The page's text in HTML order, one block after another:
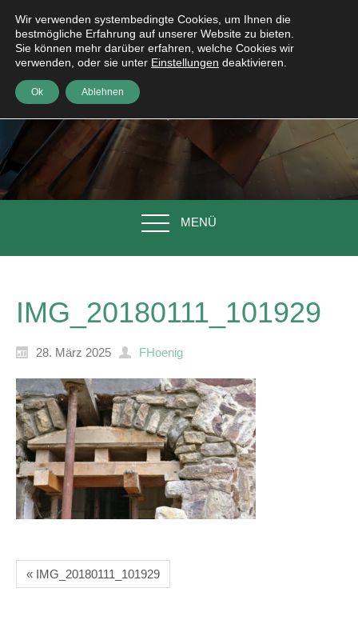
MENÜ
IMG_20180111_101929
28. März 2025 FHoenig
« IMG_20180111_101929
Wir verwenden systembedingte Cookies, um Ihnen die
bestmögliche Erfahrung auf unserer Website zu bieten.
Sie können mehr darüber erfahren, welche Cookies wir
verwenden, oder sie unter Einstellungen deaktivieren.
Ok Ablehnen